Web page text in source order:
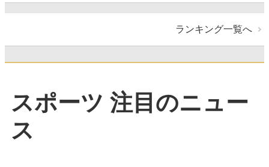
ランキング一覧へ
スポーツ 注目のニュー
ス